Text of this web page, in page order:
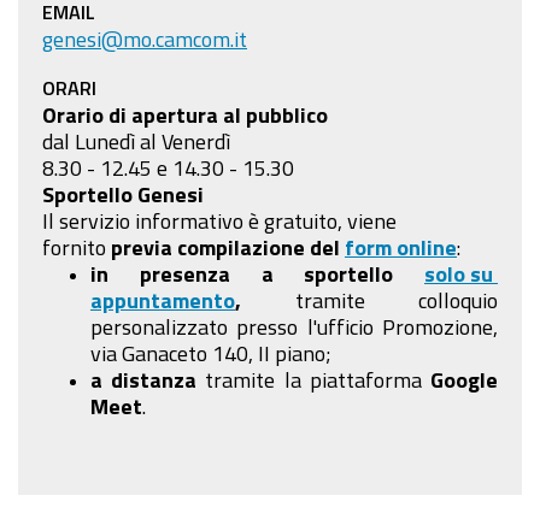
EMAIL
genesi@mo.camcom.it
ORARI
Orario di apertura al pubblico
dal Lunedì al Venerdì
8.30 - 12.45 e 14.30 - 15.30
Sportello Genesi
Il servizio informativo è gratuito, viene
fornito previa compilazione del form online:
in presenza a sportello solo su
appuntamento
tramite colloquio
personalizzato presso l'ufficio Promozione,
via Ganaceto 140, II piano;
a distanza tramite la piattaforma Google
Meet